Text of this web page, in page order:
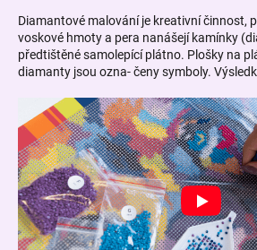
Diamantové malování je kreativní činnost,
voskové hmoty a pera nanášejí kamínky
předtištěné samolepící plátno. Plošky na
diamanty jsou ozna- čeny symboly.